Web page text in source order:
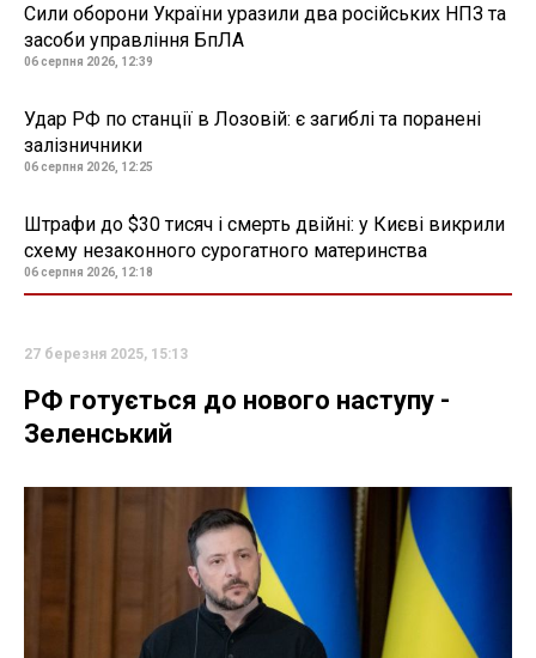
Сили оборони України уразили два російських НПЗ та
засоби управління БпЛА
06 серпня 2026, 12:39
Удар РФ по станції в Лозовій: є загиблі та поранені
залізничники
06 серпня 2026, 12:25
Штрафи до $30 тисяч і смерть двійні: у Києві викрили
схему незаконного сурогатного материнства
06 серпня 2026, 12:18
27 березня 2025, 15:13
РФ готується до нового наступу -
Зеленський